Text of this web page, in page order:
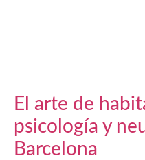
El arte de
psicología y
Barcelona